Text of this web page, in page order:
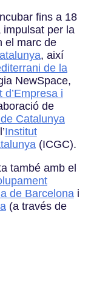
fins a 18
per la
el marc de
, així
de la
NewSpace,
d’Empresa i
de
Catalunya
Institut
(ICGC).
també amb el
de Barcelona i
(a través de